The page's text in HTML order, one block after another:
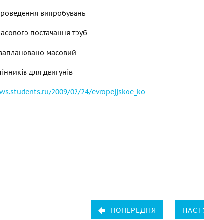
випробувань
постачання труб
масовий
для двигунів
2009/02/24/evropejjskoe_ko…
ПОПЕРЕДНЯ